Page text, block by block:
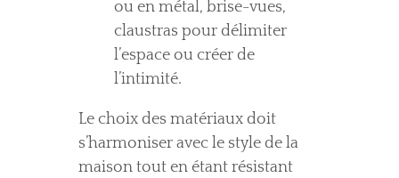
ou en métal, brise-vues,
claustras pour délimiter
l’espace ou créer de
l’intimité.
Le choix des matériaux doit
s’harmoniser avec le style de la
maison tout en étant résistant